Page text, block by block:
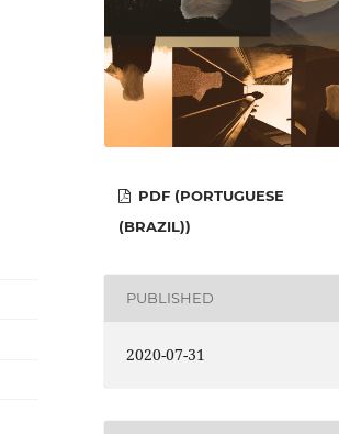
PDF (PORTUGUESE
(BRAZIL))
PUBLISHED
2020-07-31